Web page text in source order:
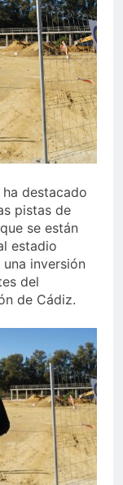
éxito
y el
del
renuevan
para
Ojo si vas
por todo
José,
y música
destacado
pistas de
se están
estadio
inversión
del
de Cádiz.